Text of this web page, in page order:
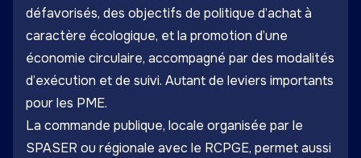
défavorisés, des objectifs de politique d’achat à
caractère écologique, et la promotion d’une
économie circulaire, accompagné par des modalités
d’exécution et de suivi. Autant de leviers importants
pour les PME.
La commande publique, locale organisée par le
SPASER ou régionale avec le RCPGE, permet aussi